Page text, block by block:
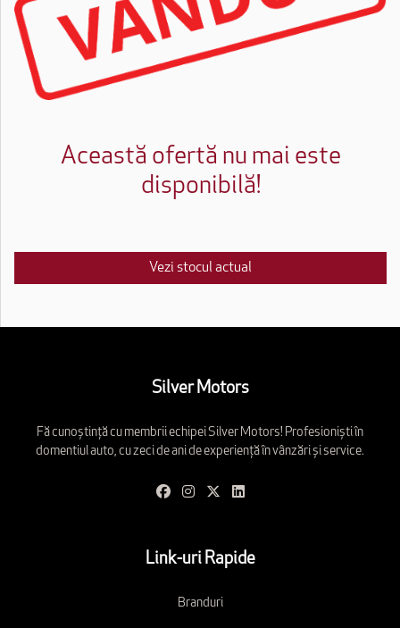
Această ofertă nu mai este
disponibilă!
Vezi stocul actual
Silver Motors
Fă cunoștință cu membrii echipei Silver Motors! Profesioniști în
domentiul auto, cu zeci de ani de experiență în vânzări și service.
Link-uri Rapide
Branduri